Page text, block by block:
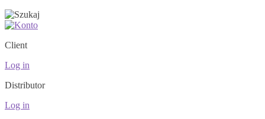
Client
Log in
Distributor
Log in